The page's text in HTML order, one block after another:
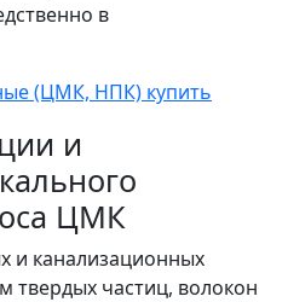
в
и
ЦМК
и канализационных
твердых частиц, волокон